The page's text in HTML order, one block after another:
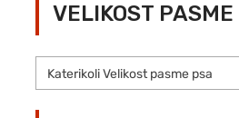
VELIKOST PASME
Katerikoli Velikost pasme psa